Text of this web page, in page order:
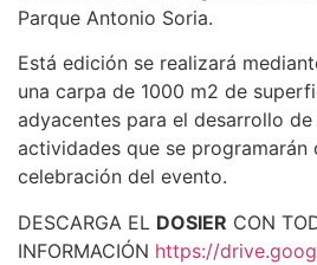
Parque Antonio Soria.
Está edición se realizará
una carpa de 1000 m2 de
adyacentes para el desarrollo
actividades que se programarán
celebración del evento.
DESCARGA EL DOSIER CON
INFORMACIÓN https://